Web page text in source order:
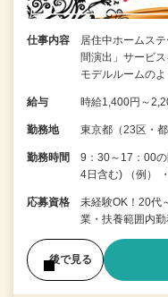
仕事内容
居住中ホームス
間演出」サービ
モデルルームの
給与 時給1,400円～
勤務地 東京都（23区・
勤務時間
9：30～17：00
4日含む) （例）
応募資格
未経験OK！20代
業・扶養範囲内勤
後で見る